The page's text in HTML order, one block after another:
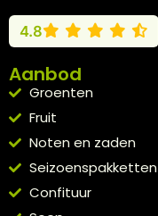
4.8
Aanbod
Groenten
Fruit
Noten en zaden
Seizoenspakketten
Confituur